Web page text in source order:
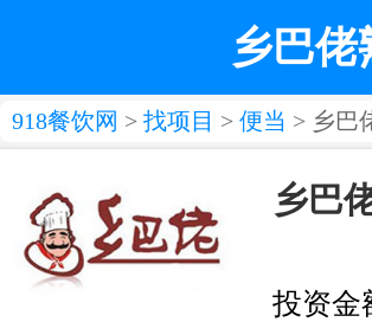
乡巴佬
918餐饮网 > 找项目 > 便当 > 乡巴
乡巴
投资金